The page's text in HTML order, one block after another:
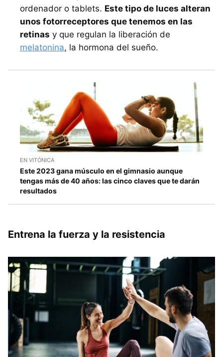
ordenador o tablets. Este tipo de luces alteran
unos fotorreceptores que tenemos en las
retinas y que regulan la liberación de
melatonina, la hormona del sueño.
EN VITÓNICA
Este 2023 gana músculo en el gimnasio aunque
tengas más de 40 años: las cinco claves que te darán
resultados
Entrena la fuerza y la resistencia